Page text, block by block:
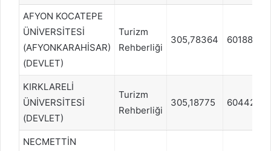
AFYON KOCATEPE
ÜNİVERSİTESİ
(AFYONKARAHİSAR)
(DEVLET)
Turizm
Rehberliği
305,78364 60188
KIRKLARELİ
ÜNİVERSİTESİ
(DEVLET)
Turizm
Rehberliği
305,18775 60442
NECMETTİN